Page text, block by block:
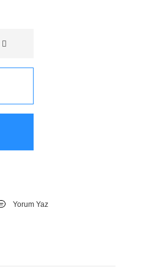
Yorum Yaz